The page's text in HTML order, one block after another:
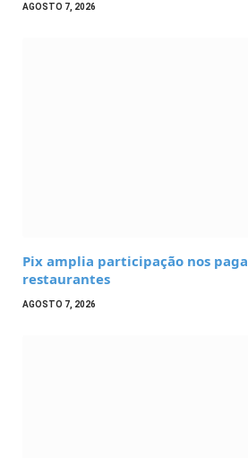
AGOSTO 7, 2026
Pix amplia participação nos
restaurantes
AGOSTO 7, 2026